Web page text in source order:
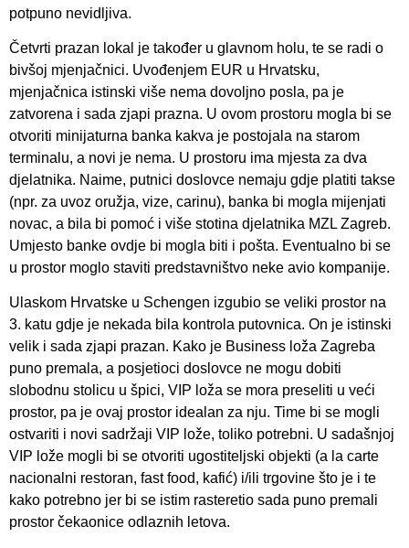
potpuno nevidljiva.
Četvrti prazan lokal je također u glavnom holu, te se radi o
bivšoj mjenjačnici. Uvođenjem EUR u Hrvatsku,
mjenjačnica istinski više nema dovoljno posla, pa je
zatvorena i sada zjapi prazna. U ovom prostoru mogla bi se
otvoriti minijaturna banka kakva je postojala na starom
terminalu, a novi je nema. U prostoru ima mjesta za dva
djelatnika. Naime, putnici doslovce nemaju gdje platiti takse
(npr. za uvoz oružja, vize, carinu), banka bi mogla mijenjati
novac, a bila bi pomoć i više stotina djelatnika MZL Zagreb.
Umjesto banke ovdje bi mogla biti i pošta. Eventualno bi se
u prostor moglo staviti predstavništvo neke avio kompanije.
Ulaskom Hrvatske u Schengen izgubio se veliki prostor na
3. katu gdje je nekada bila kontrola putovnica. On je istinski
velik i sada zjapi prazan. Kako je Business loža Zagreba
puno premala, a posjetioci doslovce ne mogu dobiti
slobodnu stolicu u špici, VIP loža se mora preseliti u veći
prostor, pa je ovaj prostor idealan za nju. Time bi se mogli
ostvariti i novi sadržaji VIP lože, toliko potrebni. U sadašnjoj
VIP lože mogli bi se otvoriti ugostiteljski objekti (a la carte
nacionalni restoran, fast food, kafić) i/ili trgovine što je i te
kako potrebno jer bi se istim rasteretio sada puno premali
prostor čekaonice odlaznih letova.